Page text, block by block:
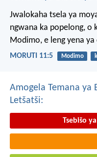
Jwalokaha tsela ya
ngwana ka popelong, o
Modimo, e leng yena
MORUTI 11:5 Modimo
Amogela Temana ya
Letšatši:
Tsebišo